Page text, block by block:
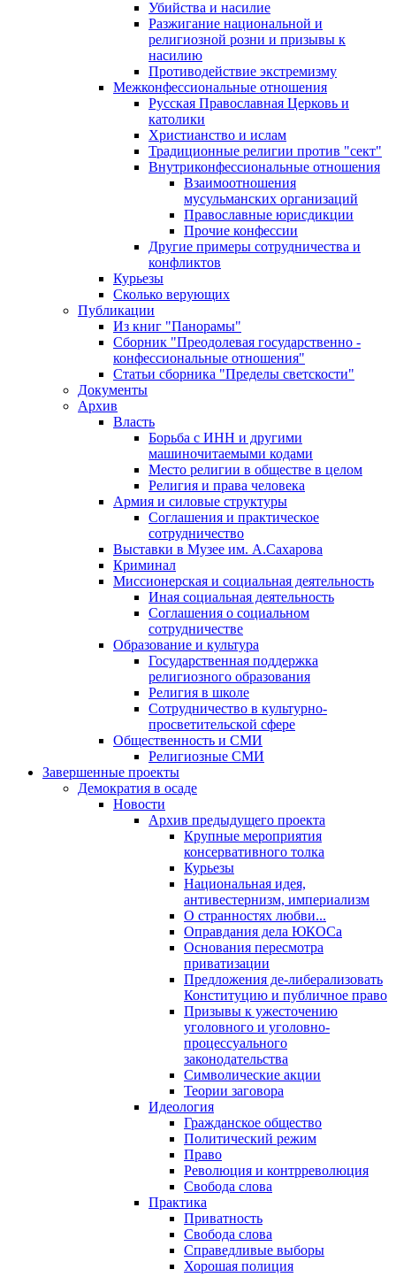
Убийства и насилие
Разжигание национальной и
религиозной розни и призывы к
насилию
Противодействие экстремизму
Межконфессиональные отношения
Русская Православная Церковь и
католики
Христианство и ислам
Традиционные религии против "сект"
Внутриконфессиональные отношения
Взаимоотношения
мусульманских организаций
Православные юрисдикции
Прочие конфессии
Другие примеры сотрудничества и
конфликтов
Курьезы
Сколько верующих
Публикации
Из книг "Панорамы"
Сборник "Преодолевая государственно -
конфессиональные отношения"
Статьи сборника "Пределы светскости"
Документы
Архив
Власть
Борьба с ИНН и другими
машиночитаемыми кодами
Место религии в обществе в целом
Религия и права человека
Армия и силовые структуры
Соглашения и практическое
сотрудничество
Выставки в Музее им. А.Сахарова
Криминал
Миссионерская и социальная деятельность
Иная социальная деятельность
Соглашения о социальном
сотрудничестве
Образование и культура
Государственная поддержка
религиозного образования
Религия в школе
Сотрудничество в культурно-
просветительской сфере
Общественность и СМИ
Религиозные СМИ
Завершенные проекты
Демократия в осаде
Новости
Архив предыдущего проекта
Крупные мероприятия
консервативного толка
Курьезы
Национальная идея,
антивестернизм, империализм
О странностях любви...
Оправдания дела ЮКОСа
Основания пересмотра
приватизации
Предложения де-либерализовать
Конституцию и публичное право
Призывы к ужесточению
уголовного и уголовно-
процессуального
законодательства
Символические акции
Теории заговора
Идеология
Гражданское общество
Политический режим
Право
Революция и контрреволюция
Свобода слова
Практика
Приватность
Свобода слова
Справедливые выборы
Хорошая полиция